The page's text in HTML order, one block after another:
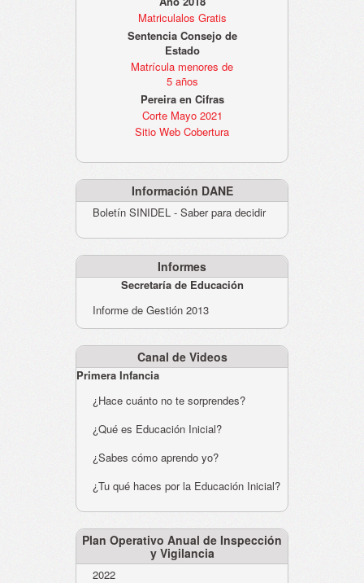
Matriculalos Gratis
Sentencia Consejo de
Estado
Matrícula menores de
5 años
Pereira en Cifras
Corte Mayo 2021
Sitio Web Cobertura
Información DANE
Boletín SINIDEL - Saber para decidir
Informes
Secretaría de Educación
Informe de Gestión 2013
Canal de Videos
Primera Infancia
¿Hace cuánto no te sorprendes?
¿Qué es Educación Inicial?
¿Sabes cómo aprendo yo?
¿Tu qué haces por la Educación Inicial?
Plan Operativo Anual de Inspección
y Vigilancia
2022